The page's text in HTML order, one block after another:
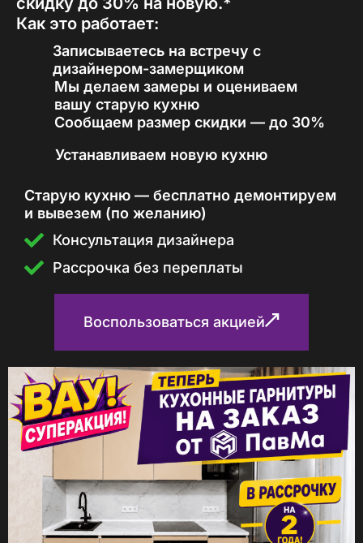
Как это работает:
Записываетесь на встречу с
дизайнером-замерщиком
Мы делаем замеры и оцениваем
вашу старую кухню
Сообщаем размер скидки — до 30%
Устанавливаем новую кухню
Старую кухню — бесплатно демонтируем
и вывезем (по желанию)
Консультация дизайнера
Рассрочка без переплаты
Воспользоваться акцией